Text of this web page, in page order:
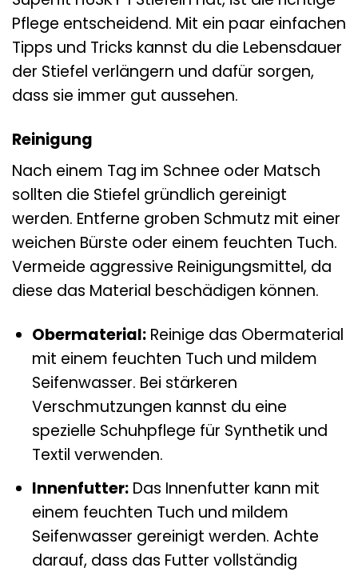
Pflege entscheidend. Mit ein paar einfachen
Tipps und Tricks kannst du die Lebensdauer
der Stiefel verlängern und dafür sorgen,
dass sie immer gut aussehen.
Reinigung
Nach einem Tag im Schnee oder Matsch
sollten die Stiefel gründlich gereinigt
werden. Entferne groben Schmutz mit einer
weichen Bürste oder einem feuchten Tuch.
Vermeide aggressive Reinigungsmittel, da
diese das Material beschädigen können.
Obermaterial:Reinige das Obermaterial
mit einem feuchten Tuch und mildem
Seifenwasser. Bei stärkeren
Verschmutzungen kannst du eine
spezielle Schuhpflege für Synthetik und
Textil verwenden.
Innenfutter:Das Innenfutter kann mit
einem feuchten Tuch und mildem
Seifenwasser gereinigt werden. Achte
darauf, dass das Futter vollständig